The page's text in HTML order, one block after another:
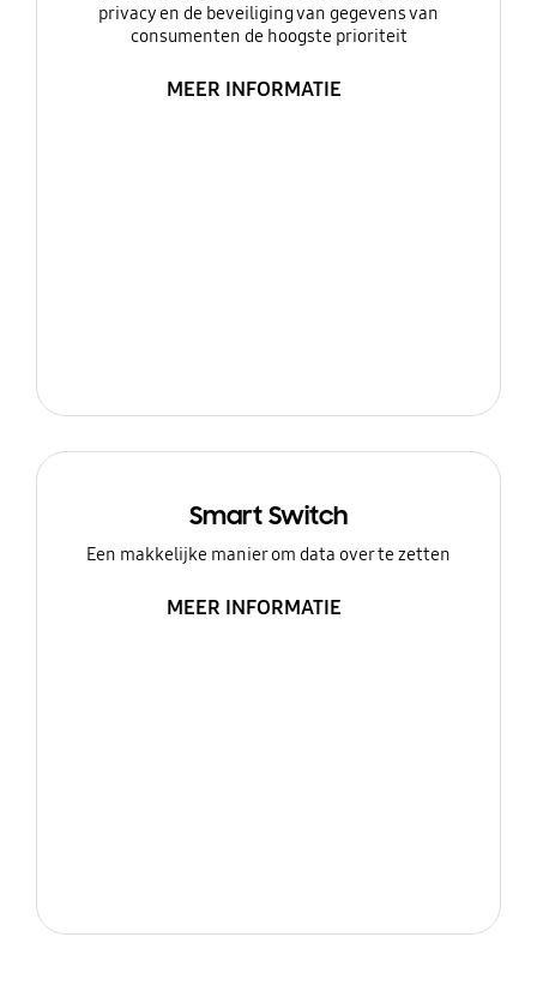
privacy en de beveiliging van gegevens van
consumenten de hoogste prioriteit
MEER INFORMATIE
Smart Switch
Een makkelijke manier om data over te zetten
MEER INFORMATIE